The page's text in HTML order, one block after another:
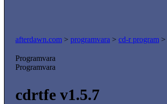
afterdawn.com > programvara > cd-r program >
Programvara
Programvara
cdrtfe v1.5.7